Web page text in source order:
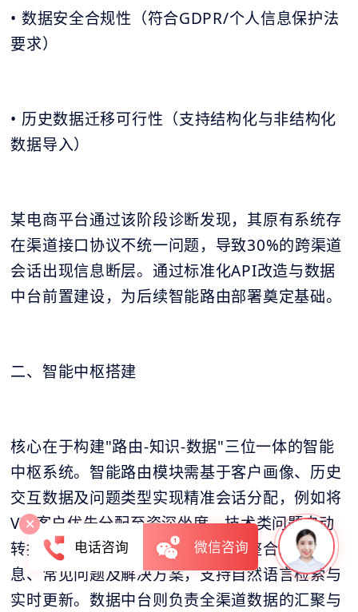
• 数据安全合规性（符合GDPR/个人信息保护法
要求）
• 历史数据迁移可行性（支持结构化与非结构化
数据导入）
某电商平台通过该阶段诊断发现，其原有系统存
在渠道接口协议不统一问题，导致30%的跨渠道
会话出现信息断层。通过标准化API改造与数据
中台前置建设，为后续智能路由部署奠定基础。
二、智能中枢搭建
核心在于构建"路由-知识-数据"三位一体的智能
中枢系统。智能路由模块需基于客户画像、历史
交互数据及问题类型实现精准会话分配，例如将
VIP客户优先分配至资深坐席，技术类问题自动
转接至技术支持组。统一知识库需整合产品信
息、常见问题及解决方案，支持自然语言检索与
实时更新。数据中台则负责全渠道数据的汇聚与
电话咨询 微信咨询